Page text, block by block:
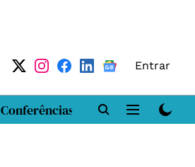
Entrar
Conferências DN LAB